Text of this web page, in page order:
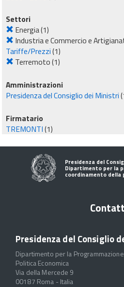
Settori
Energia(1)
Industria e Commercio e
Tariffe/Prezzi(1)
Terremoto(1)
Amministrazioni
Presidenza del Consiglio dei Ministri
Firmatario
TREMONTI(1)
Presidenza del
Dipartimento per la
coordinamento della
Presidenza del Consiglio
Dipartimento per la
Politica Economica
Via della Mercede 9
00187 Roma - Italia